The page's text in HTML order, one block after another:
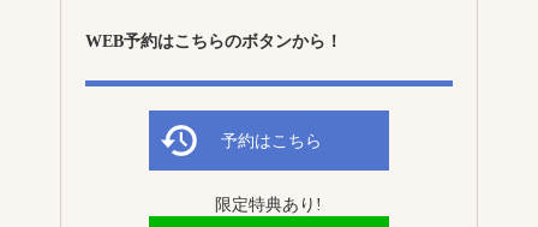
WEB予約はこちらのボタンから！
予約はこちら
限定特典あり!